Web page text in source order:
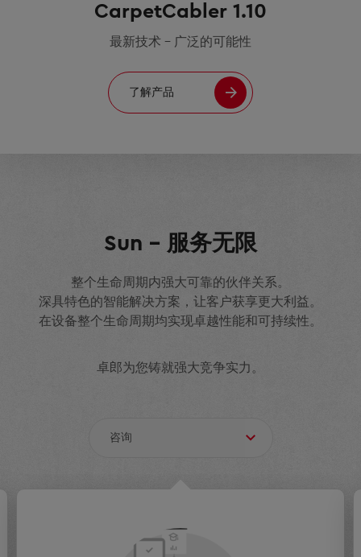
CarpetCabler 1.10
最新技术 – 广泛的可能性
了解产品
Sun – 服务无限
整个生命周期内强大可靠的伙伴关系。
深具特色的智能解决方案，让客户获享更大利益。
在设备整个生命周期均实现卓越性能和可持续性。
卓郎为您铸就强大竞争实力。